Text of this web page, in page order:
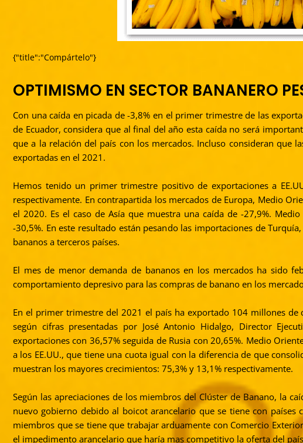
{"title":"Compártelo"}
OPTIMISMO EN SECTOR BANANERO
Con una caída en picada de -3,8% en el primer trimestre de las
de Ecuador, considera que al final del año esta caída no será
que a la relación del país con los mercados. Incluso consideran que
exportadas en el 2021.
Hemos tenido un primer trimestre positivo de exportaciones a
respectivamente. En contrapartida los mercados de Europa, Medio
el 2020. Es el caso de Asía que muestra una caída de -27,9%.
-30,5%. En este resultado están pesando las importaciones de
bananos a terceros países.
El mes de menor demanda de bananos en los mercados ha sido
comportamiento depresivo para las compras de banano en los
En el primer trimestre del 2021 el país ha exportado 104 millones
según cifras presentadas por José Antonio Hidalgo, Director
exportaciones con 36,57% seguida de Rusia con 20,65%. Medio
a los EE.UU., que tiene una cuota igual con la diferencia de que
muestran los mayores crecimientos: 75,3% y 13,1% respectivamente.
Según las apreciaciones de los miembros del Clúster de Banano, la
nuevo gobierno debido al boicot arancelario que se tiene con
miembros que se tiene que trabajar arduamente con Comercio
el impedimento arancelario que haría mas competitivo la oferta del